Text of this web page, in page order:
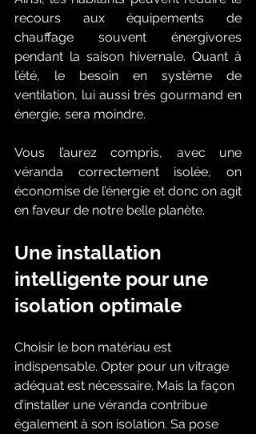
recours aux équipements de
chauffage souvent énergivores
pendant la saison hivernale. Quant à
l’été, le besoin en système de
ventilation, lui aussi très gourmand en
énergie, sera moindre.
Vous l’aurez compris, avec une
véranda correctement isolée, on
économise de l’énergie et donc on agit
en faveur de notre belle planète.
Une installation
intelligente pour une
isolation optimale
Choisir le bon matériau est
indispensable. Opter pour un vitrage
adéquat est nécessaire. Mais la façon
d’installer une véranda contribue
également à son isolation. Sa pose